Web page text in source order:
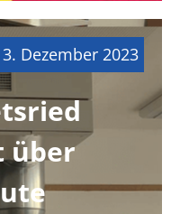
Dezember 2023
über